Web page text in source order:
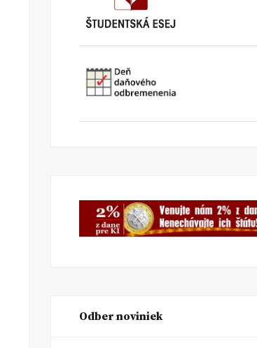
Odber noviniek